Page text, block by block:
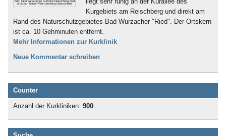
Bild: Moorsanatorium Kurhotel Reischberg Bad
Wurzach Baden-Württemberg Deutschland
Kurgebiets am Reischberg und direkt am
Rand des Naturschutzgebietes Bad Wurzacher "Ried". Der Ortskern
ist ca. 10 Gehminuten entfernt.
Mehr Informationen zur Kurklinik
Neue Kommentar schreiben
Counter
Anzahl der Kurkliniken: 900